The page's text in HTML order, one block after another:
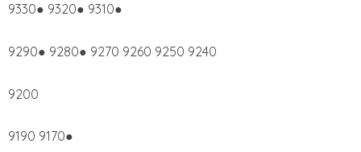
9330● 9320● 9310●
9290● 9280● 9270 9260 9250 9240
9200
9190 9170●